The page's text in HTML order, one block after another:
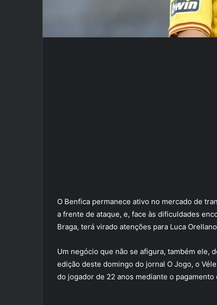
O Benfica permanece ativo no mercado de
a frente de ataque, e, face às dificuldades
Braga, terá virado atenções para Luca
Um negócio que não se afigura, também ele,
edição deste domingo do jornal O Jogo, o
do jogador de 22 anos mediante o pagamento